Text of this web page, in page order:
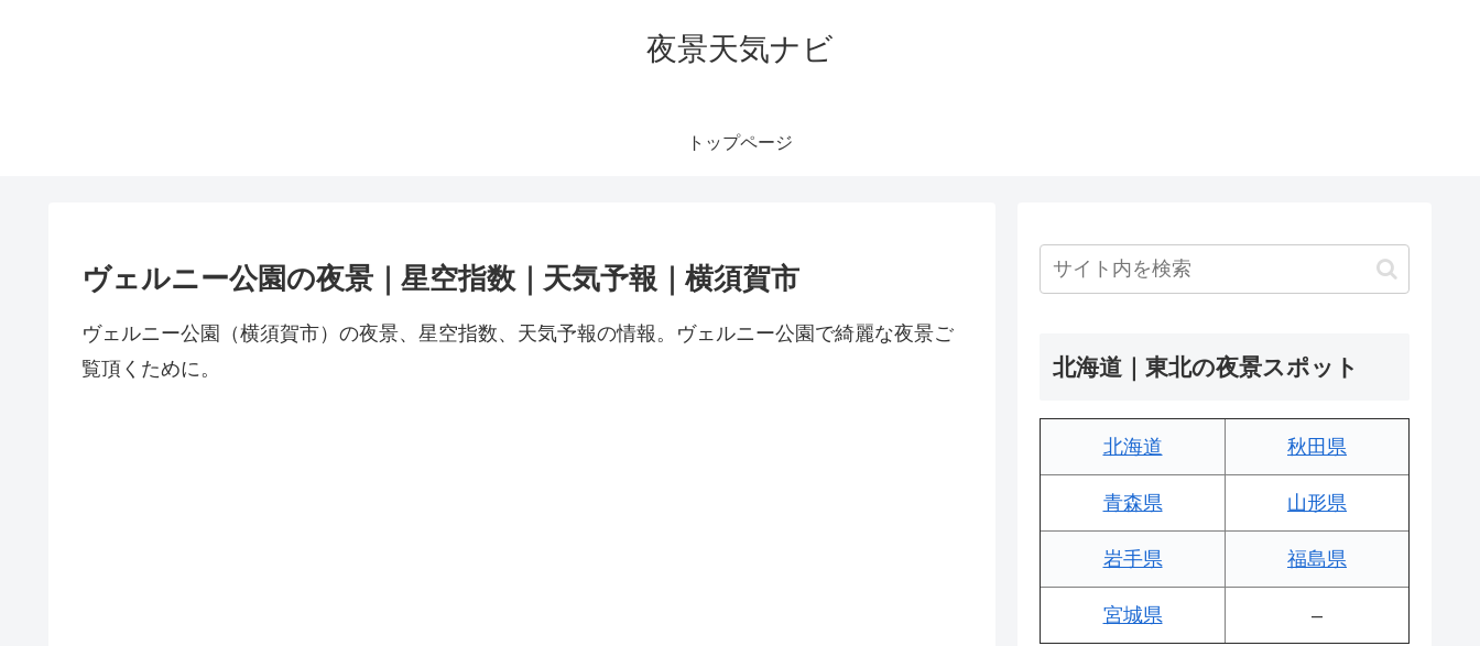
夜景天気ナビ
トップページ
ヴェルニー公園の夜景｜星空指数｜天気予報｜横須賀市
ヴェルニー公園（横須賀市）の夜景、星空指数、天気予報の情報。ヴェルニー公園で綺麗な夜景ご
覧頂くために。
北海道｜東北の夜景スポット
北海道 秋田県
青森県 山形県
岩手県 福島県
宮城県 –